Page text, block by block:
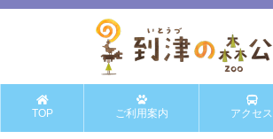
TOP ご利用案内 アクセス